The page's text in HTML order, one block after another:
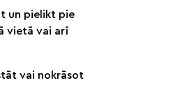
un pielikt pie
vietā vai arī
vai nokrāsot